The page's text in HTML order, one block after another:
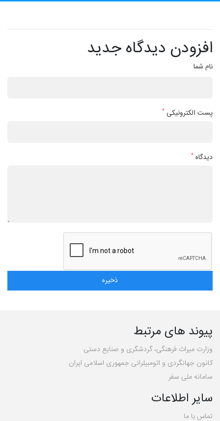
افزودن دیدگاه جدید
نام شما
پست الکترونیکی *
دیدگاه *
پیوند های مرتبط
وزارت میراث فرهنگی، گردشگری و صنایع دستی
کانون جهانگردی و اتومبیلرانی جمهوری اسلامی ایران
سامانه ملی سفر
سایر اطلاعات
تماس با ما